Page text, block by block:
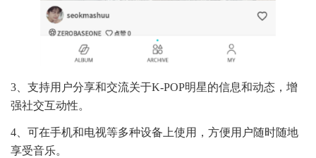
3、支持用户分享和交流关于K-POP明星的信息和动态，增
强社交互动性。
4、可在手机和电视等多种设备上使用，方便用户随时随地
享受音乐。